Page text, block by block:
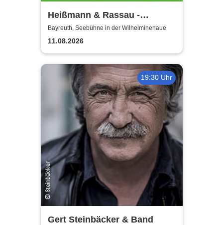
Heißmann & Rassau -
Lustbarkeiten
Bayreuth, Seebühne in der Wilhelminenaue
11.08.2026
19:30 Uhr
Gert Steinbäcker & Band